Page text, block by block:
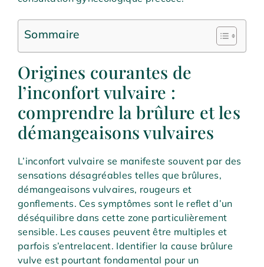
Sommaire
Origines courantes de
l’inconfort vulvaire :
comprendre la brûlure et les
démangeaisons vulvaires
L’inconfort vulvaire se manifeste souvent par des
sensations désagréables telles que brûlures,
démangeaisons vulvaires, rougeurs et
gonflements. Ces symptômes sont le reflet d’un
déséquilibre dans cette zone particulièrement
sensible. Les causes peuvent être multiples et
parfois s’entrelacent. Identifier la cause brûlure
vulve est pourtant fondamental pour un